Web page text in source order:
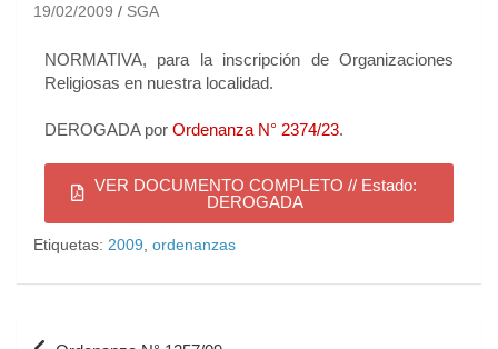
19/02/2009 SGA
NORMATIVA, para la inscripción de Organizaciones
Religiosas en nuestra localidad.
DEROGADA por Ordenanza N° 2374/23.
VER DOCUMENTO COMPLETO // Estado:
DEROGADA
Etiquetas: 2009 ordenanzas